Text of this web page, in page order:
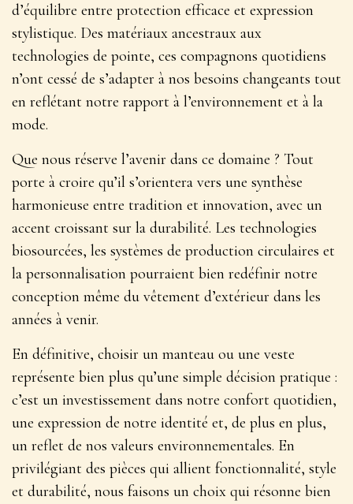
d’équilibre entre protection efficace et expression
stylistique. Des matériaux ancestraux aux
technologies de pointe, ces compagnons quotidiens
n’ont cessé de s’adapter à nos besoins changeants tout
en reflétant notre rapport à l’environnement et à la
mode.
Que nous réserve l’avenir dans ce domaine ? Tout
porte à croire qu’il s’orientera vers une synthèse
harmonieuse entre tradition et innovation, avec un
accent croissant sur la durabilité. Les technologies
biosourcées, les systèmes de production circulaires et
la personnalisation pourraient bien redéfinir notre
conception même du vêtement d’extérieur dans les
années à venir.
En définitive, choisir un manteau ou une veste
représente bien plus qu’une simple décision pratique :
c’est un investissement dans notre confort quotidien,
une expression de notre identité et, de plus en plus,
un reflet de nos valeurs environnementales. En
privilégiant des pièces qui allient fonctionnalité, style
et durabilité, nous faisons un choix qui résonne bien